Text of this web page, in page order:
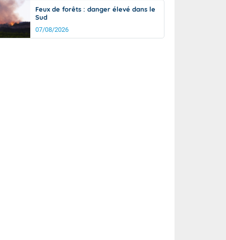
Vigicrues
Feux de forêts : danger élevé dans le
Sud
07/08/2026